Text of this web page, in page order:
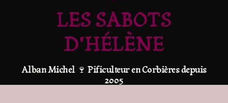
LES SABOTS
D'HÉLÈNE
Alban Michel 🍷 Pificulteur en Corbières depuis
2005